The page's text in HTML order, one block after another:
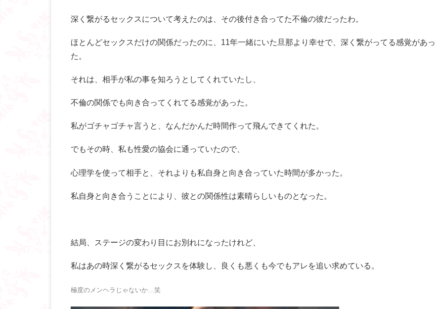
深く繋がるセックスについて考えたのは、その後付き合ってた不倫の彼だったわ。
ほとんどセックスだけの関係だったのに、11年一緒にいた旦那より幸せで、深く繋がってる感覚があっ
た。
それは、相手が私の事を知ろうとしてくれていたし、
不倫の関係でも向き合ってくれてる感覚があった。
私がゴチャゴチャ言うと、なんだかんだ時間作って飛んできてくれた。
でもその時、私も性愛の協会に通っていたので、
心理学を使って相手と、それよりも私自身と向き合っていた時間が多かった。
私自身と向き合うことにより、彼との関係性は素晴らしいものとなった。
結局、ステージの変わり目にお別れになったけれど、
私はあの時深く繋がるセックスを体験し、良くも悪くも今でもアレを追い求めている。
極度のメンヘラじゃないか…笑